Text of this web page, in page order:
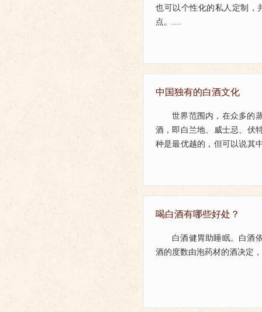
也可以个性化的私人定制，
点。....
中国独有的白酒文化
世界范围内，在众多的
酒，即白兰地、威士忌、伏
种是最优越的，但可以说其
喝白酒有哪些好处？
白酒健胃助睡眠。白酒
酒的度数由泡药材的酒决定